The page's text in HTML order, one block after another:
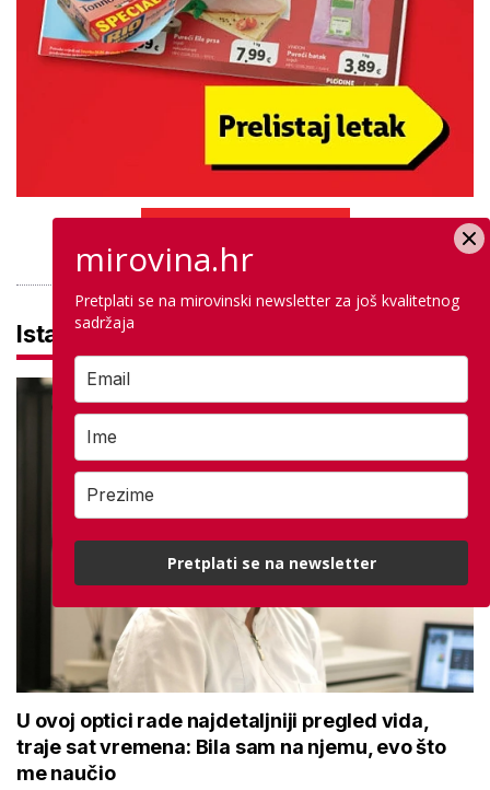
Istaknuto
U ovoj optici rade najdetaljniji pregled vida,
traje sat vremena: Bila sam na njemu, evo što
me naučio
mirovina.hr
Pretplati se na mirovinski newsletter za još kvalitetnog
sadržaja
Pretplati se na newsletter